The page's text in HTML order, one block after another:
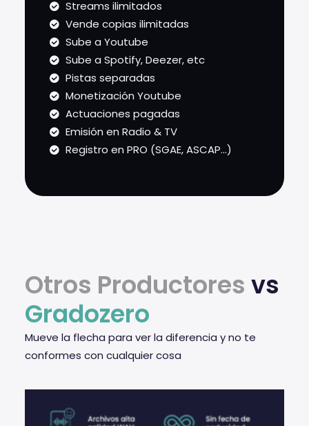
Streams ilimitados
Vende copias ilimitadas
Sube a Youtube
Sube a Spotify, Deezer, etc
Pistas separadas
Monetización Youtube
Actuaciones pagadas
Emisión en Radio & TV
Registro en PRO (SGAE, ASCAP...)
Otros Productores vs
Gradozero
Mueve la flecha para ver la diferencia y no te
conformes con cualquier cosa